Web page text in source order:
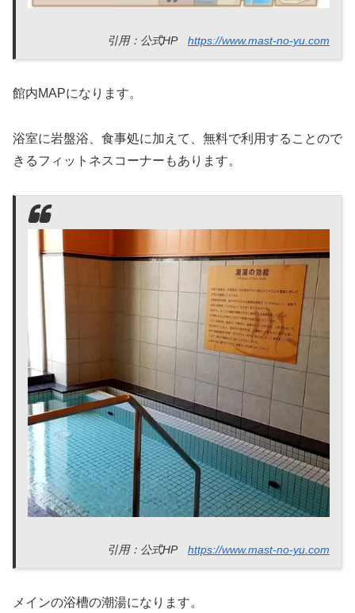
引用：公式HP https://www.mast-no-yu.com
館内MAPになります。
浴室に岩盤浴、食事処に加えて、無料で利用することので
きるフィットネスコーナーもあります。
引用：公式HP https://www.mast-no-yu.com
メインの浴槽の潮湯になります。